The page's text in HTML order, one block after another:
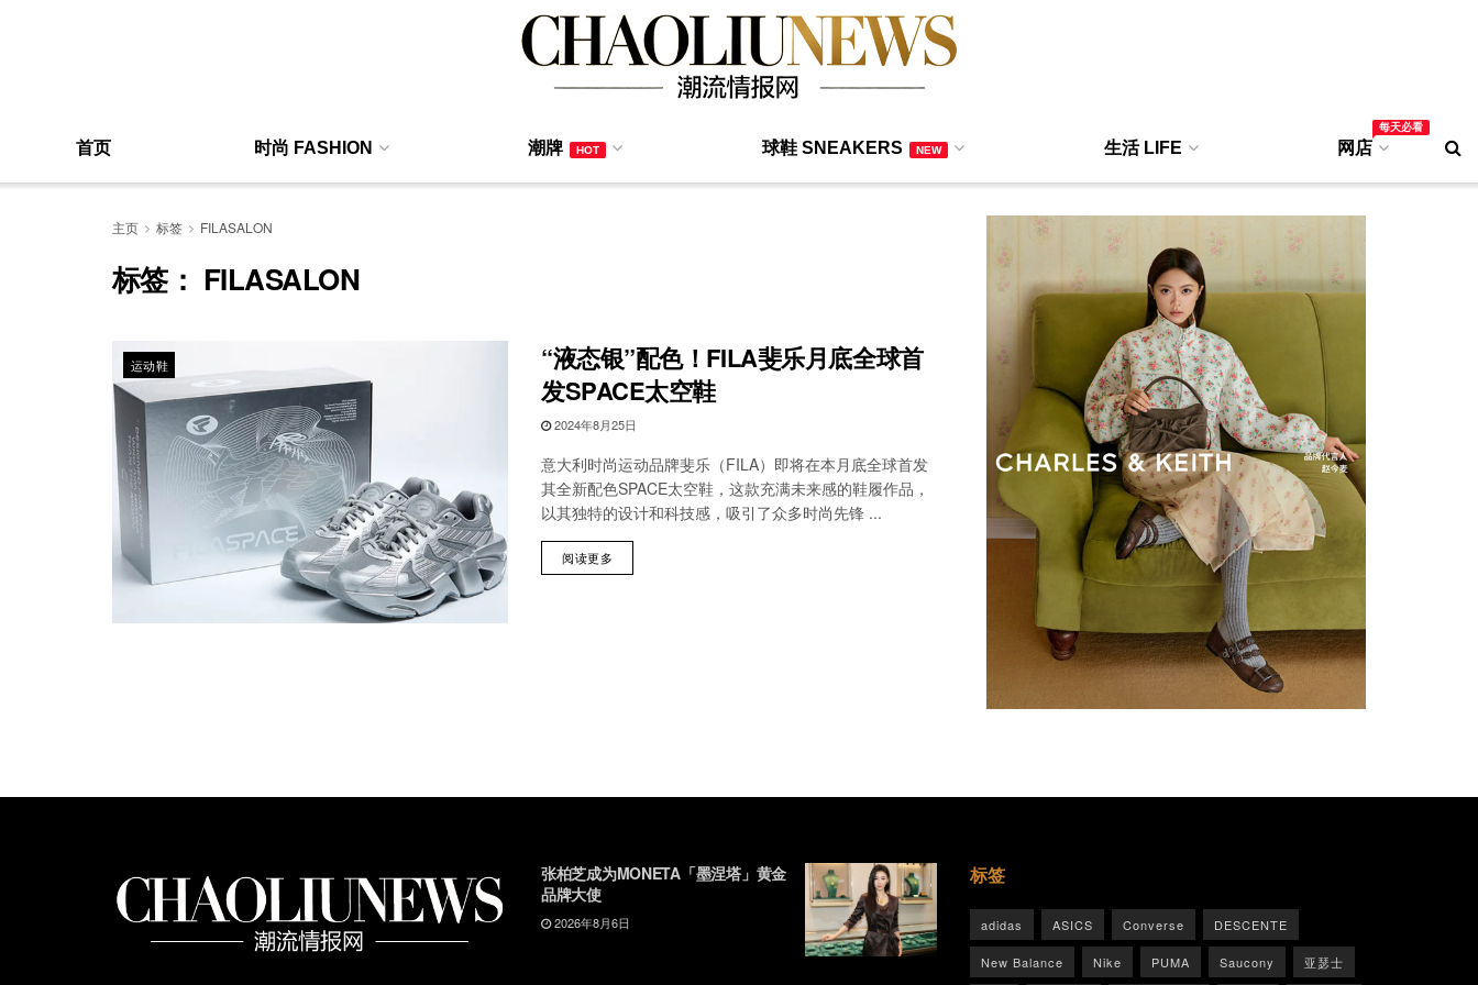
首页 时尚 FASHION 潮牌 HOT 球鞋 SNEAKERS NEW 生活 LIFE 网店
每天必看
主页 标签 FILASALON
标签： FILASALON
运动鞋
“液态银”配色！FILA斐乐月底全球首
发SPACE太空鞋
2024年8月25日
意大利时尚运动品牌斐乐（FILA）即将在本月底全球首发
其全新配色SPACE太空鞋，这款充满未来感的鞋履作品，
以其独特的设计和科技感，吸引了众多时尚先锋 ...
阅读更多
张柏芝成为MONETA「墨涅塔」黄金
品牌大使
2026年8月6日
标签
adidas ASICS Converse DESCENTE
New Balance Nike PUMA Saucony 亚瑟士